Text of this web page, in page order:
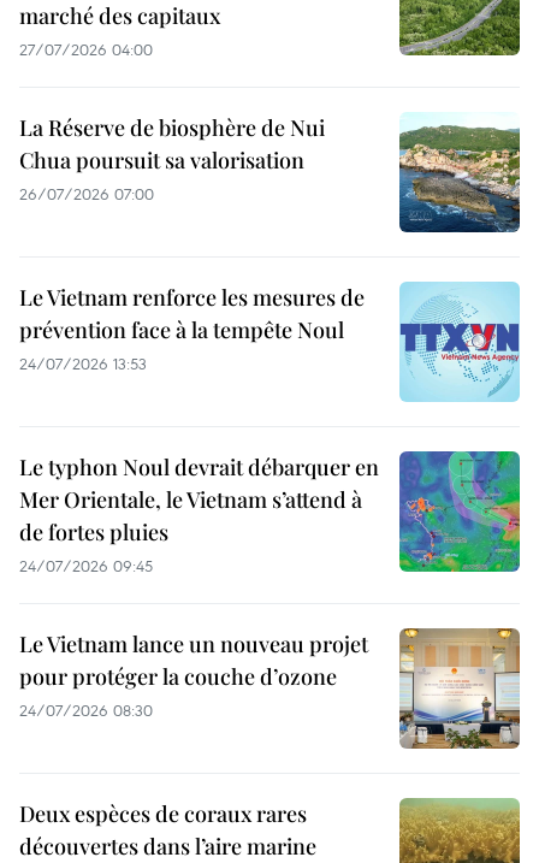
marché des capitaux
27/07/2026 04:00
La Réserve de biosphère de Nui
Chua poursuit sa valorisation
26/07/2026 07:00
Le Vietnam renforce les mesures de
prévention face à la tempête Noul
24/07/2026 13:53
Le typhon Noul devrait débarquer en
Mer Orientale, le Vietnam s’attend à
de fortes pluies
24/07/2026 09:45
Le Vietnam lance un nouveau projet
pour protéger la couche d’ozone
24/07/2026 08:30
Deux espèces de coraux rares
découvertes dans l’aire marine